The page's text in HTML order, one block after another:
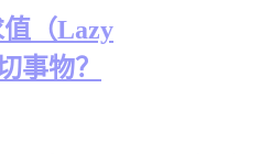
（Lazy
事物？